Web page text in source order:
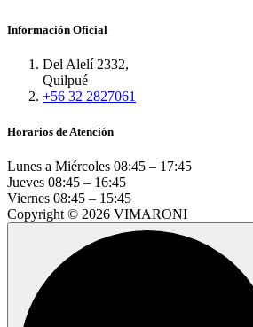
Información Oficial
Del Alelí 2332,
Quilpué
+56 32 2827061
Horarios de Atención
Lunes a Miércoles 08:45 – 17:45
Jueves 08:45 – 16:45
Viernes 08:45 – 15:45
Copyright © 2026 VIMARONI